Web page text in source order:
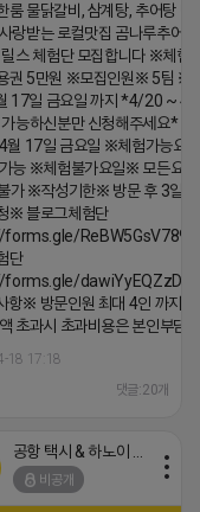
룸 물닭갈비, 삼계탕, 추어탕 맛
랑받는 로컬맛집 곰나루추어
릴스 체험단 모집합니다 ※체험
권 5만원 ※모집인원※ 5팀 ※
17일 금요일 까지 *4/20 ~ 4/
가능하신분만 신청해주세요* ※
월 17일 금요일 ※체험가능요
능 ※체험불가요일※ 모든요
가 ※작성기한※ 방문 후 3일
※ 블로그체험단
forms.gle/
단
forms.gle/
항※ 방문인원 최대 4인 까지
초과시 초과비용은 본인부담
18 17:18
댓글:20개
되는
같은
다. ╰➤
) 저
비공개